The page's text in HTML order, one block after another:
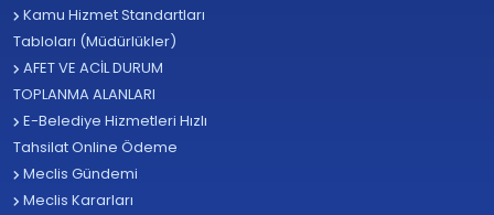
Kamu Hizmet Standartları
Tabloları (Müdürlükler)
AFET VE ACİL DURUM
TOPLANMA ALANLARI
E-Belediye Hizmetleri Hızlı
Tahsilat Online Ödeme
Meclis Gündemi
Meclis Kararları